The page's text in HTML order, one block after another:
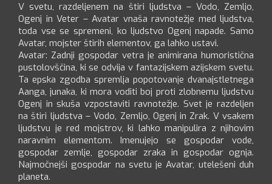
V svetu, razdeljenem na štiri ljudstva – Vodo, Zemljo,
Ogenj in Veter – Avatar vnaša ravnotežje med ljudstva,
toda vse se spremeni, ko ljudstvo Ogenj napade. Samo
Avatar, mojster štirih elementov, ga lahko ustavi.
Avatar: Zadnji gospodar vetra je animirana humoristična
pustolovščina, ki se odvija v fantazijskem azijskem svetu.
Ta epska zgodba spremlja popotovanje dvanajstletnega
Aanga, junaka, ki mora voditi boj proti zlobnemu ljudstvu
Ogenj in skuša vzpostaviti ravnotežje. Svet je razdeljen
na štiri ljudstva – Vodo, Zemljo, Ogenj in Zrak. V vsakem
ljudstvu je red mojstrov, ki lahko manipulira z njihovim
naravnim elementom. Imenujejo se gospodar vode,
gospodar zemlje, gospodar zraka in gospodar ognja.
Najmočnejši gospodar na svetu je Avatar, utelešeni duh
planeta.